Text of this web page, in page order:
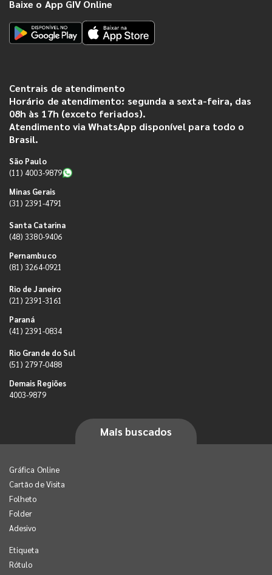
Baixe o App GIV Online
Centrais de atendimento
Horário de atendimento: segunda a sexta-feira, das
08h às 17h (exceto feriados).
Atendimento via WhatsApp disponível para todo o
Brasil.
São Paulo
(11) 4003-9879
Minas Gerais
(31) 2391-4791
Santa Catarina
(48) 3380-9406
Pernambuco
(81) 3264-0921
Rio de Janeiro
(21) 2391-3161
Paraná
(41) 2391-0834
Rio Grande do Sul
(51) 2797-0488
Demais Regiões
4003-9879
Mais buscados
Gráfica Online
Cartão de Visita
Folheto
Folder
Adesivo
Etiqueta
Rótulo